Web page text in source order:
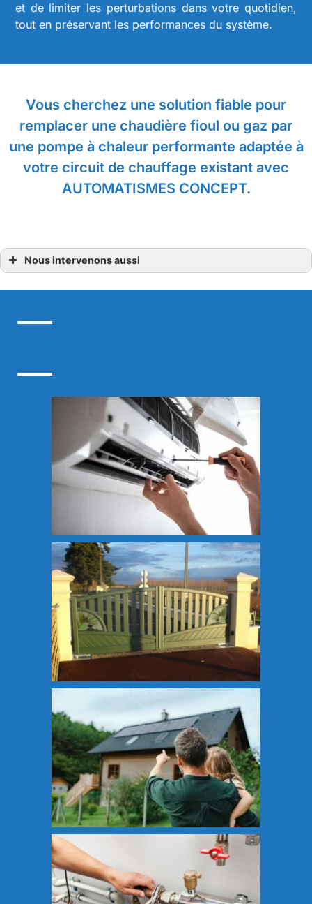
et de limiter les perturbations dans votre quotidien,
tout en préservant les performances du système.
Vous cherchez une solution fiable pour
remplacer une chaudière fioul ou gaz par
une pompe à chaleur performante adaptée à
votre circuit de chauffage existant avec
AUTOMATISMES CONCEPT.
Nous intervenons aussi
Pompe à chaleur Saint-Cyr-sur-Loire